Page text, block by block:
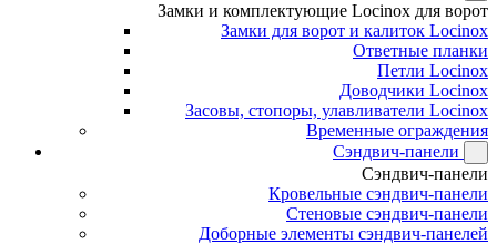
Замки и комплектующие Locinox для ворот
Замки для ворот и калиток Locinox
Ответные планки
Петли Locinox
Доводчики Locinox
Засовы, стопоры, улавливатели Locinox
Временные ограждения
Сэндвич-панели
Сэндвич-панели
Кровельные сэндвич-панели
Стеновые сэндвич-панели
Доборные элементы сэндвич-панелей